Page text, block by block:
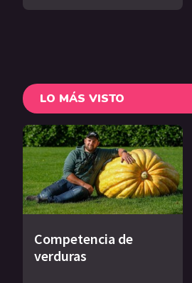
LO MÁS VISTO
Competencia de
verduras